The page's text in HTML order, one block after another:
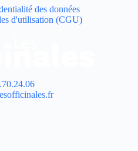
des données
d'utilisation (CGU)